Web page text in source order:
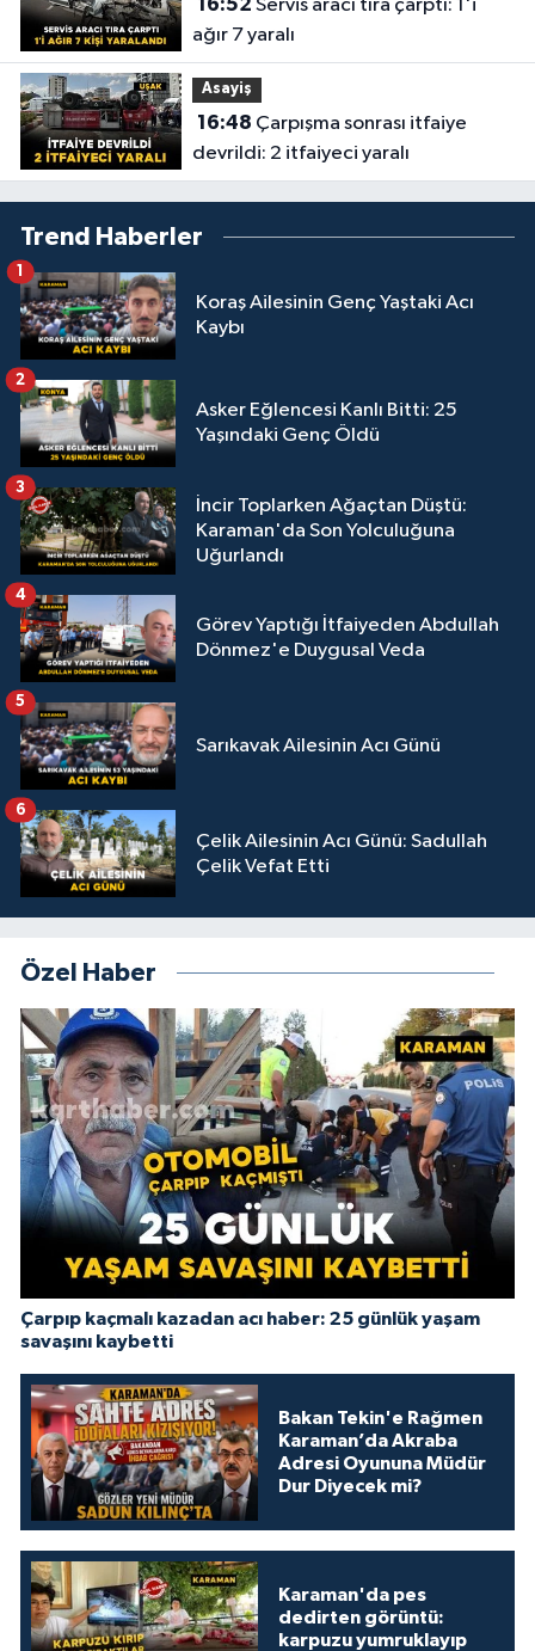
16:52
ağır 7 yaralı
Asayiş
16:48
devrildi: 2 itfaiyeci yaralı
Trend Haberler
Koraş Ailesinin Genç Yaştaki Acı
Kaybı
1
Asker Eğlencesi Kanlı Bitti: 25
Yaşındaki Genç Öldü
2
İncir Toplarken Ağaçtan Düştü:
Karaman'da Son Yolculuğuna
Uğurlandı
3
Görev Yaptığı İtfaiyeden Abdullah
Dönmez'e Duygusal Veda
4
Sarıkavak Ailesinin Acı Günü
5
Çelik Ailesinin Acı Günü: Sadullah
Çelik Vefat Etti
6
Özel Haber
Çarpıp kaçmalı kazadan acı haber: 25 günlük yaşam
savaşını kaybetti
Bakan Tekin'e Rağmen
Karaman’da Akraba
Adresi Oyununa Müdür
Dur Diyecek mi?
Karaman'da pes
dedirten görüntü:
karpuzu yumruklayıp